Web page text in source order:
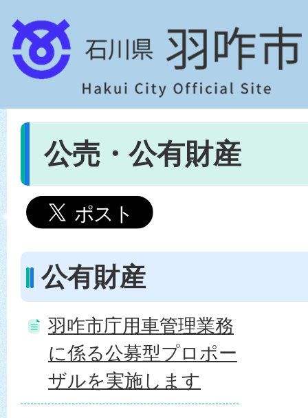
公売・公有財産
公有財産
羽咋市庁用車管理業務
に係る公募型プロポー
ザルを実施します